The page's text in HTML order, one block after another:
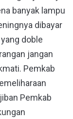
banyak lampu
dibayar
doble
jangan
Pemkab
Pemkab